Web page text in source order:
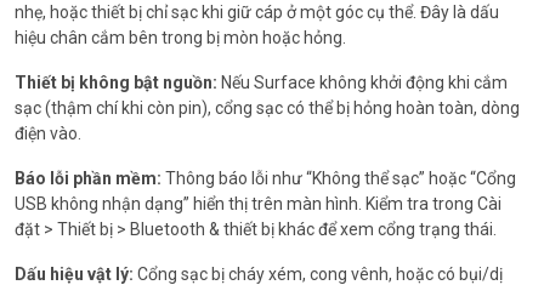
nhẹ, hoặc thiết bị chỉ sạc khi giữ cáp ở một góc cụ thể. Đây là dấu
hiệu chân cắm bên trong bị mòn hoặc hỏng.
Thiết bị không bật nguồn: Nếu Surface không khởi động khi cắm
sạc (thậm chí khi còn pin), cổng sạc có thể bị hỏng hoàn toàn, dòng
điện vào.
Báo lỗi phần mềm: Thông báo lỗi như “Không thể sạc” hoặc “Cổng
USB không nhận dạng” hiển thị trên màn hình. Kiểm tra trong Cài
đặt > Thiết bị > Bluetooth & thiết bị khác để xem cổng trạng thái.
Dấu hiệu vật lý: Cổng sạc bị cháy xém, cong vênh, hoặc có bụi/dị